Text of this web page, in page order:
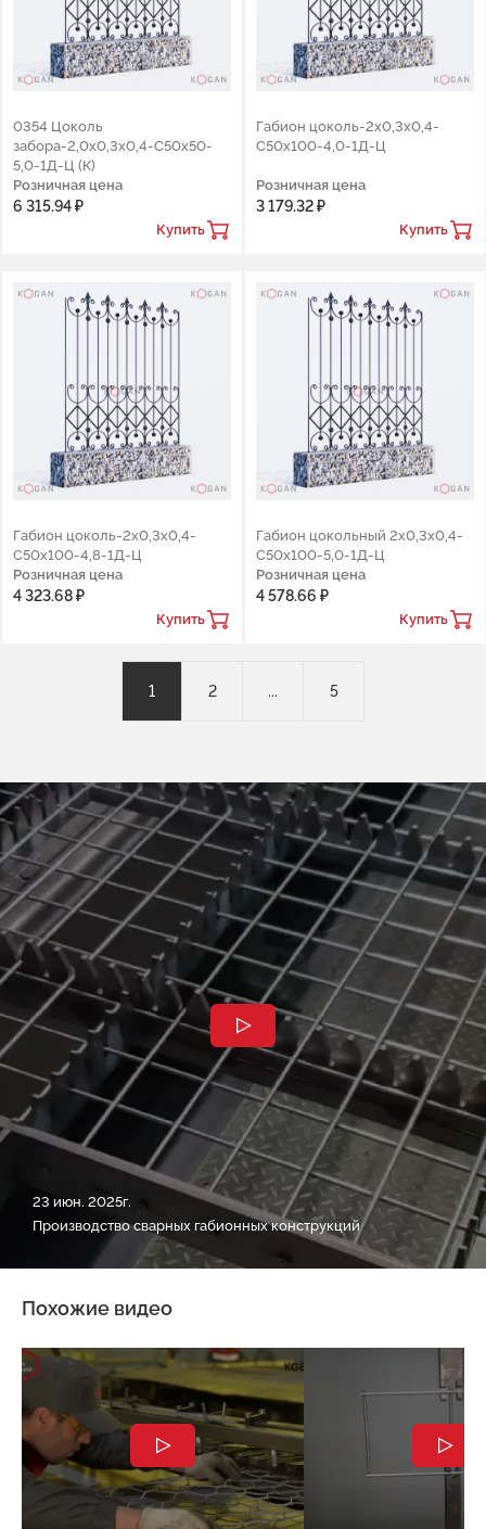
0354 Цоколь
забора-2,0х0,3х0,4-С50х50-
5,0-1Д-Ц (К)
Розничная цена
6 315.94 ₽
Купить
Габион цоколь-2x0,3x0,4-
C50x100-4,0-1Д-Ц
Розничная цена
3 179.32 ₽
Купить
Габион цоколь-2x0,3x0,4-
C50x100-4,8-1Д-Ц
Розничная цена
4 323.68 ₽
Купить
Габион цокольный 2x0,3x0,4-
C50x100-5,0-1Д-Ц
Розничная цена
4 578.66 ₽
Купить
1 2 ... 5
23 июн. 2025г.
Производство сварных габионных конструкций
Похожие видео